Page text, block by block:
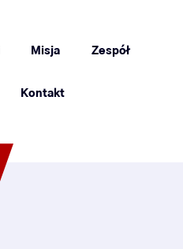
Misja Zespół
Kontakt